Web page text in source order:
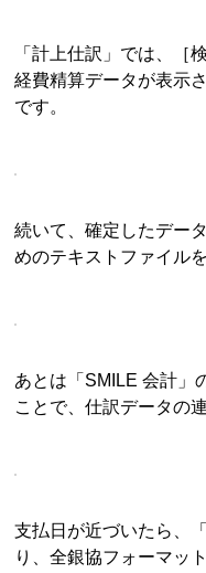
「計上仕訳」では、［
経費精算データが表示
です。
続いて、確定したデー
めのテキストファイル
あとは「SMILE 会計」
ことで、仕訳データの
支払日が近づいたら、
り、全銀協フォーマッ